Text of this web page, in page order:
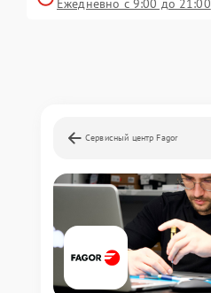
Ежедневно с 9:00 до 21:00
Сервисный центр Fagor